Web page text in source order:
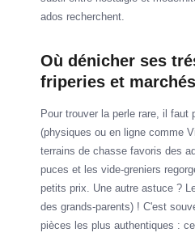
ados recherchent.
Où dénicher ses
friperies et
Pour trouver la perle rare, il faut
(physiques ou en ligne comme
terrains de chasse favoris des
puces et les vide-greniers
petits prix. Une autre astuce ?
des grands-parents) ! C'est
pièces les plus authentiques :